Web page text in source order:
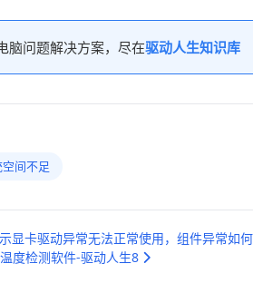
脑问题解决方案，尽在驱动人生知识库
空间不足
显卡驱动异常无法正常使用，组件异常如
度检测软件-驱动人生8